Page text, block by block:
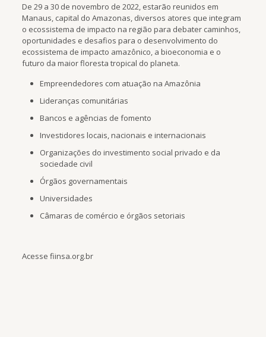
De 29 a 30 de novembro de 2022, estarão reunidos em
Manaus, capital do Amazonas, diversos atores que integram
o ecossistema de impacto na região para debater caminhos,
oportunidades e desafios para o desenvolvimento do
ecossistema de impacto amazônico, a bioeconomia e o
futuro da maior floresta tropical do planeta.
Empreendedores com atuação na Amazônia
Lideranças comunitárias
Bancos e agências de fomento
Investidores locais, nacionais e internacionais
Organizações do investimento social privado e da
sociedade civil
Órgãos governamentais
Universidades
Câmaras de comércio e órgãos setoriais
Acesse fiinsa.org.br